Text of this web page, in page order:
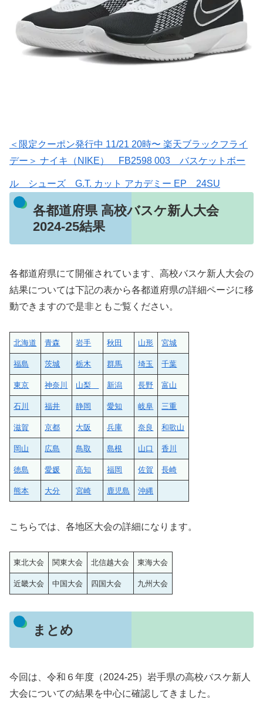
＜限定クーポン発行中 11/21 20時〜 楽天ブラックフライ
デー＞ ナイキ（NIKE） FB2598 003 バスケットボー
ル シューズ G.T. カット アカデミー EP 24SU
各都道府県 高校バスケ新人大会
2024-25結果
各都道府県にて開催されています、高校バスケ新人大会の
結果については下記の表から各都道府県の詳細ページに移
動できますので是非ともご覧ください。
北海道 青森 岩手 秋田 山形 宮城
福島 茨城 栃木 群馬 埼玉 千葉
東京 神奈川 山梨 新潟 長野 富山
石川 福井 静岡 愛知 岐阜 三重
滋賀 京都 大阪 兵庫 奈良 和歌山
岡山 広島 鳥取 島根 山口 香川
徳島 愛媛 高知 福岡 佐賀 長崎
熊本 大分 宮崎 鹿児島 沖縄
こちらでは、各地区大会の詳細になります。
東北大会 関東大会 北信越大会 東海大会
近畿大会 中国大会 四国大会 九州大会
まとめ
今回は、令和６年度（2024-25）岩手県の高校バスケ新人
大会についての結果を中心に確認してきました。